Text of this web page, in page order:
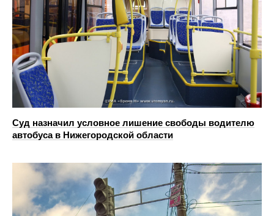
Суд назначил условное лишение свободы водителю
автобуса в Нижегородской области